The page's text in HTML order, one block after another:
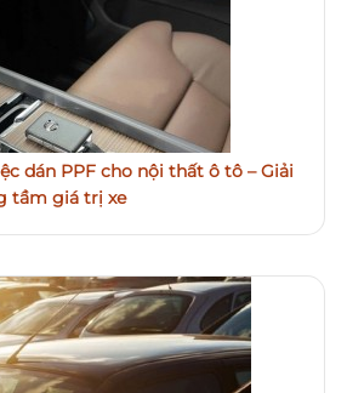
dán PPF cho nội thất ô tô – Giải
tầm giá trị xe